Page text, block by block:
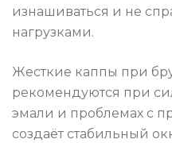
изнашиваться и не
нагрузками.
Жесткие каппы при
рекомендуются при
эмали и проблемах с
создаёт стабильный